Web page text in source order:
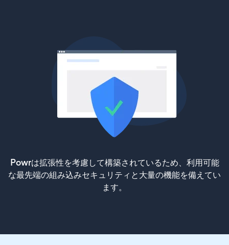
Powrは拡張性を考慮して構築されているため、利用可能
な最先端の組み込みセキュリティと大量の機能を備えてい
ます。